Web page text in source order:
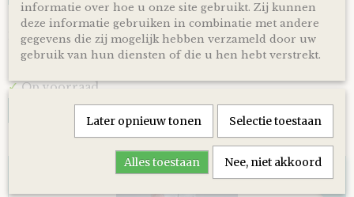
Luiertaart Happy Horse Tuttle Konijn Rosi Roze
Luiertaart Happy Horse Tuttle Konijn Rosi Roze. Een mooie…
€ 39,95
✓Op voorraad
IN WINKELWAGEN
OP=OP
informatie over hoe u onze site gebruikt. Zij kunnen
deze informatie gebruiken in combinatie met andere
gegevens die zij mogelijk hebben verzameld door uw
gebruik van hun diensten of die u hen hebt verstrekt.
Later opnieuw tonen Selectie toestaan
Alles toestaan Nee, niet akkoord